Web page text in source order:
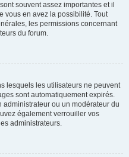
souvent assez importantes et il
vous en avez la possibilité. Tout
les permissions concernant
du forum.
lesquels les utilisateurs ne peuvent
sont automatiquement expirés.
administrateur ou un modérateur du
également verrouiller vos
administrateurs.